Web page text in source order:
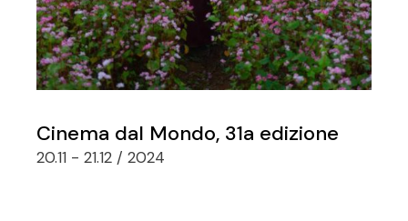
Cinema dal Mondo, 31a edizione
20.11 - 21.12 / 2024